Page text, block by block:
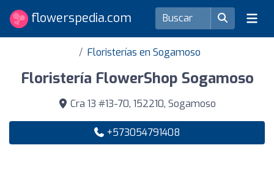
flowerspedia.com
Floristerías en Sogamoso
Floristería FlowerShop Sogamoso
Cra 13 #13-70, 152210, Sogamoso
+573054791408